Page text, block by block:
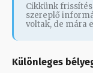
Cikkünk
szereplő
voltak, de mára
Különleges